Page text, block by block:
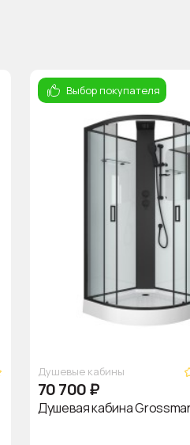
Выбор покупателя
Душевые кабины
70 700₽
Душевая кабина